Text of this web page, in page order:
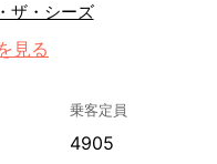
ザ・シーズ
見る
乗客定員
4905